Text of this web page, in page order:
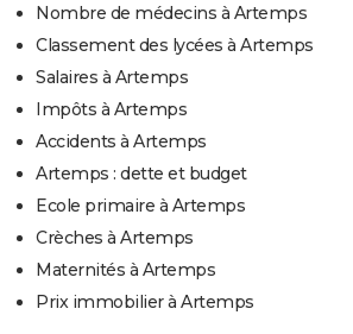
Nombre de médecins à Artemps
Classement des lycées à Artemps
Salaires à Artemps
Impôts à Artemps
Accidents à Artemps
Artemps : dette et budget
Ecole primaire à Artemps
Crèches à Artemps
Maternités à Artemps
Prix immobilier à Artemps